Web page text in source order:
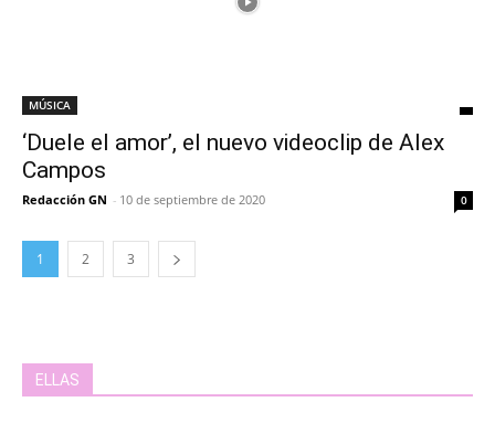
MÚSICA
‘Duele el amor’, el nuevo videoclip de Alex
Campos
Redacción GN - 10 de septiembre de 2020 0
1 2 3
ELLAS